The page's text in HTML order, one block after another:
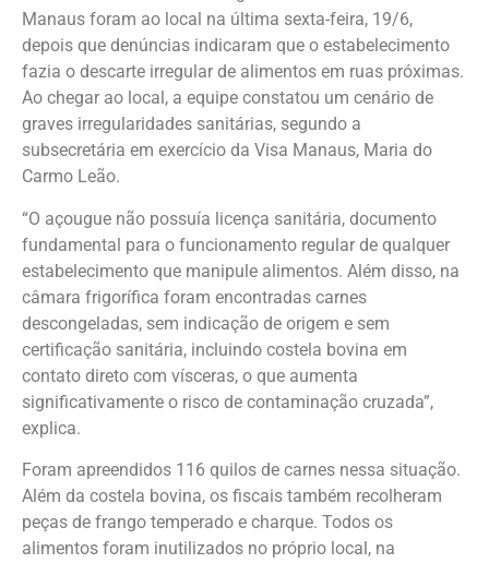
Manaus foram ao local na última sexta-feira, 19/6,
depois que denúncias indicaram que o estabelecimento
fazia o descarte irregular de alimentos em ruas próximas.
Ao chegar ao local, a equipe constatou um cenário de
graves irregularidades sanitárias, segundo a
subsecretária em exercício da Visa Manaus, Maria do
Carmo Leão.
“O açougue não possuía licença sanitária, documento
fundamental para o funcionamento regular de qualquer
estabelecimento que manipule alimentos. Além disso, na
câmara frigorífica foram encontradas carnes
descongeladas, sem indicação de origem e sem
certificação sanitária, incluindo costela bovina em
contato direto com vísceras, o que aumenta
significativamente o risco de contaminação cruzada”,
explica.
Foram apreendidos 116 quilos de carnes nessa situação.
Além da costela bovina, os fiscais também recolheram
peças de frango temperado e charque. Todos os
alimentos foram inutilizados no próprio local, na